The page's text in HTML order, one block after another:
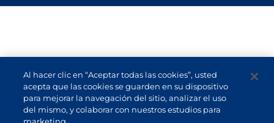
Al hacer clic en “Aceptar todas las cookies”, usted
acepta que las cookies se guarden en su dispositivo
para mejorar la navegación del sitio, analizar el uso
del mismo, y colaborar con nuestros estudios para